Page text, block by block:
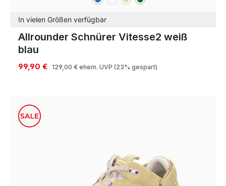
In vielen Größen verfügbar
Allrounder Schnürer Vitesse2 weiß
blau
99,90 € 129,00 € ehem. UVP (23% gespart)